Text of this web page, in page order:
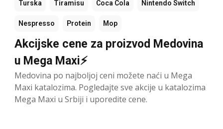
Turska Tiramisu Coca Cola Nintendo Switch
Nespresso Protein Mop
Akcijske cene za proizvod Medovina
u Mega Maxi⚡
Medovina po najboljoj ceni možete naći u Mega
Maxi katalozima. Pogledajte sve akcije u katalozima
Mega Maxi u Srbiji i uporedite cene.